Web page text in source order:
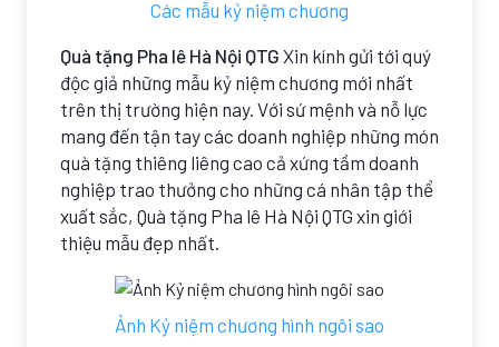
Các mẫu kỷ niệm chương
Quà tặng Pha lê Hà Nội QTG Xin kính gửi tới quý
độc giả những mẫu kỷ niệm chương mới nhất
trên thị trường hiện nay. Với sứ mệnh và nỗ lực
mang đến tận tay các doanh nghiệp những món
quà tặng thiêng liêng cao cả xứng tầm doanh
nghiệp trao thưởng cho những cá nhân tập thể
xuất sắc, Quà tặng Pha lê Hà Nội QTG xin giới
thiệu mẫu đẹp nhất.
Ảnh Kỷ niệm chương hình ngôi sao